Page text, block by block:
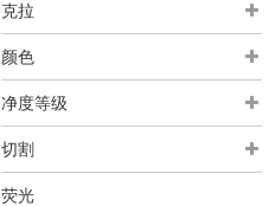
克拉
颜色
净度等级
切割
荧光